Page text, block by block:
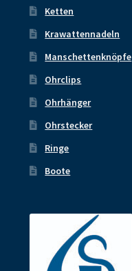
Ketten
Krawattennadeln
Manschettenknöpfe
Ohrclips
Ohrhänger
Ohrstecker
Ringe
Boote